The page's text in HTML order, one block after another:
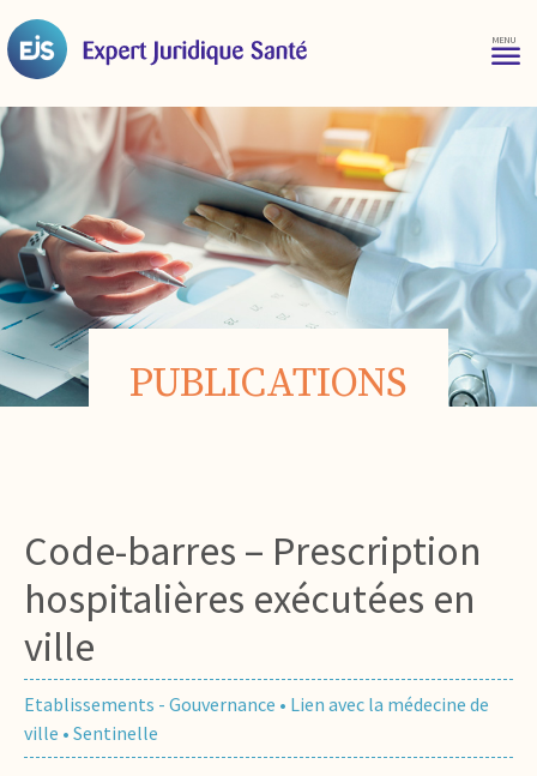
PUBLICATIONS
Code-barres – Prescription
hospitalières exécutées en
ville
Etablissements - Gouvernance • Lien avec la médecine de
ville • Sentinelle